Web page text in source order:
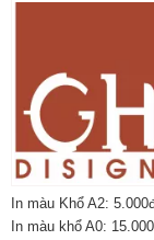
In màu Khổ A2:
In màu khổ A0: